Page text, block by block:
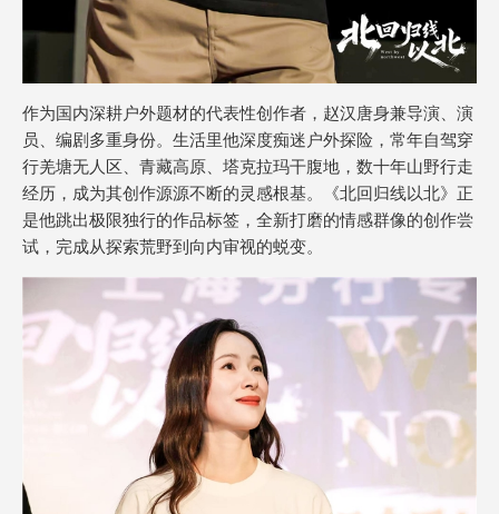
作为国内深耕户外题材的代表性创作者，赵汉唐身兼导演、演
员、编剧多重身份。生活里他深度痴迷户外探险，常年自驾穿
行羌塘无人区、青藏高原、塔克拉玛干腹地，数十年山野行走
经历，成为其创作源源不断的灵感根基。《北回归线以北》正
是他跳出极限独行的作品标签，全新打磨的情感群像的创作尝
试，完成从探索荒野到向内审视的蜕变。